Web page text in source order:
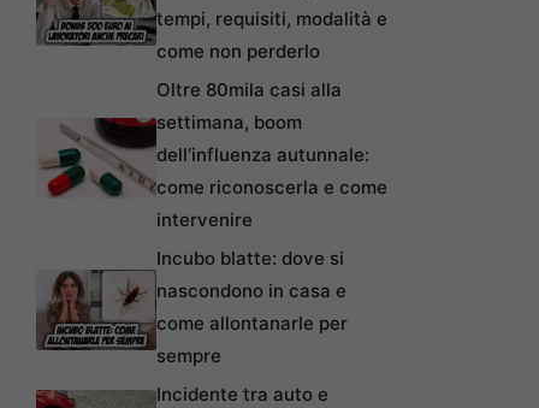
tempi, requisiti, modalità e
come non perderlo
Oltre 80mila casi alla
settimana, boom
dell’influenza autunnale:
come riconoscerla e come
intervenire
Incubo blatte: dove si
nascondono in casa e
come allontanarle per
sempre
Incidente tra auto e